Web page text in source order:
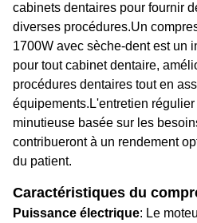
cabinets dentaires pour fournir
diverses procédures.Un
1700W avec sèche-dent est un
pour tout cabinet dentaire,
procédures dentaires tout en
équipements.L'entretien
minutieuse basée sur les
contribueront à un rendement
du patient.
Caractéristiques du
Puissance électrique: Le